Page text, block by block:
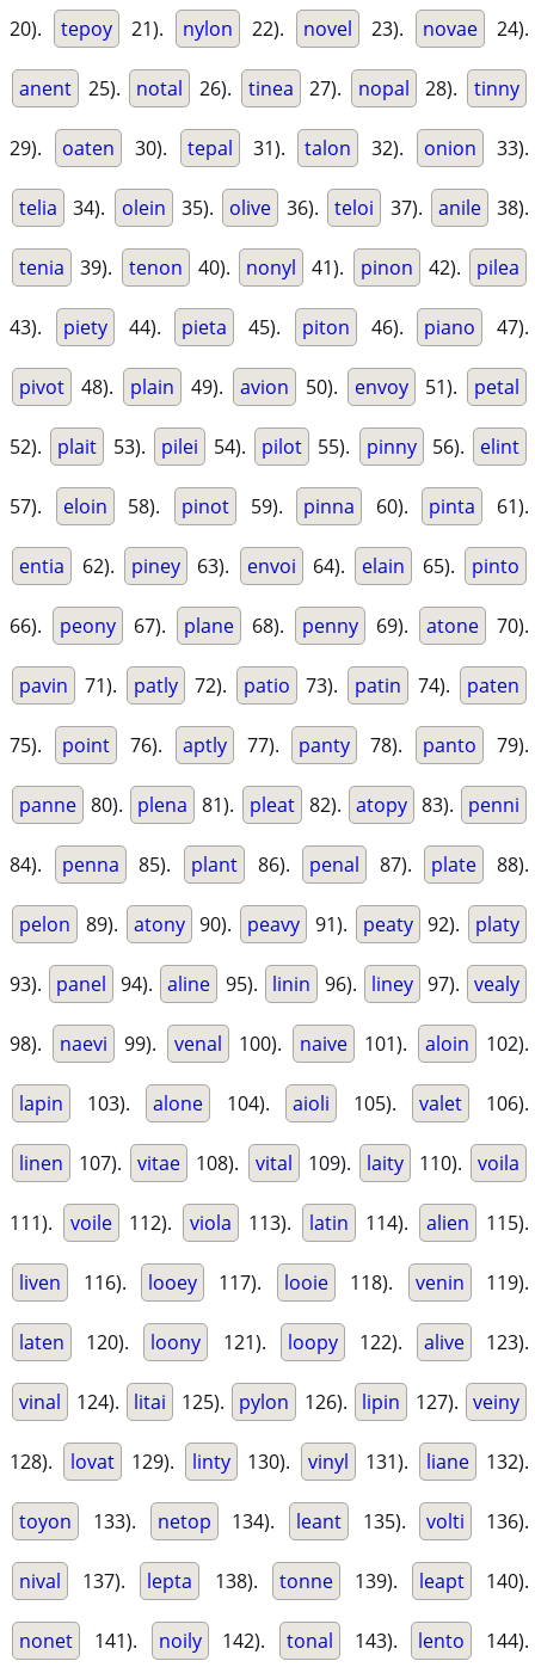
20). tepoy 21). nylon 22). novel 23). novae 24).
anent 25). notal 26). tinea 27). nopal 28). tinny
29). oaten 30). tepal 31). talon 32). onion 33).
telia 34). olein 35). olive 36). teloi 37). anile 38).
tenia 39). tenon 40). nonyl 41). pinon 42). pilea
43). piety 44). pieta 45). piton 46). piano 47).
pivot 48). plain 49). avion 50). envoy 51). petal
52). plait 53). pilei 54). pilot 55). pinny 56). elint
57). eloin 58). pinot 59). pinna 60). pinta 61).
entia 62). piney 63). envoi 64). elain 65). pinto
66). peony 67). plane 68). penny 69). atone 70).
pavin 71). patly 72). patio 73). patin 74). paten
75). point 76). aptly 77). panty 78). panto 79).
panne 80). plena 81). pleat 82). atopy 83). penni
84). penna 85). plant 86). penal 87). plate 88).
pelon 89). atony 90). peavy 91). peaty 92). platy
93). panel 94). aline 95). linin 96). liney 97). vealy
98). naevi 99). venal 100). naive 101). aloin 102).
lapin 103). alone 104). aioli 105). valet 106).
linen 107). vitae 108). vital 109). laity 110). voila
111). voile 112). viola 113). latin 114). alien 115).
liven 116). looey 117). looie 118). venin 119).
laten 120). loony 121). loopy 122). alive 123).
vinal 124). litai 125). pylon 126). lipin 127). veiny
128). lovat 129). linty 130). vinyl 131). liane 132).
toyon 133). netop 134). leant 135). volti 136).
nival 137). lepta 138). tonne 139). leapt 140).
nonet 141). noily 142). tonal 143). lento 144).